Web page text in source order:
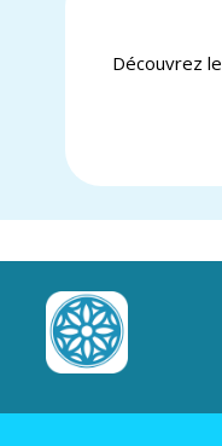
Découvrez